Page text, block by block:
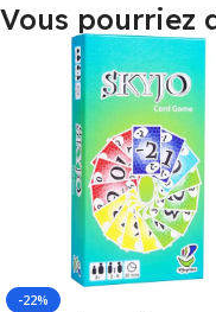
Vous pourriez
-22%